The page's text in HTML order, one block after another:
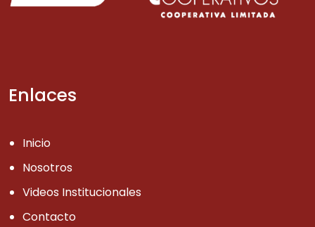
Enlaces
Inicio
Nosotros
Videos Institucionales
Contacto